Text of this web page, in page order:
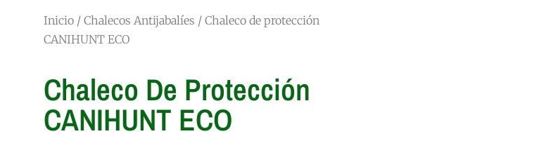
Inicio / Chalecos Antijabalíes / Chaleco de protección
CANIHUNT ECO
Chaleco De Protección
CANIHUNT ECO